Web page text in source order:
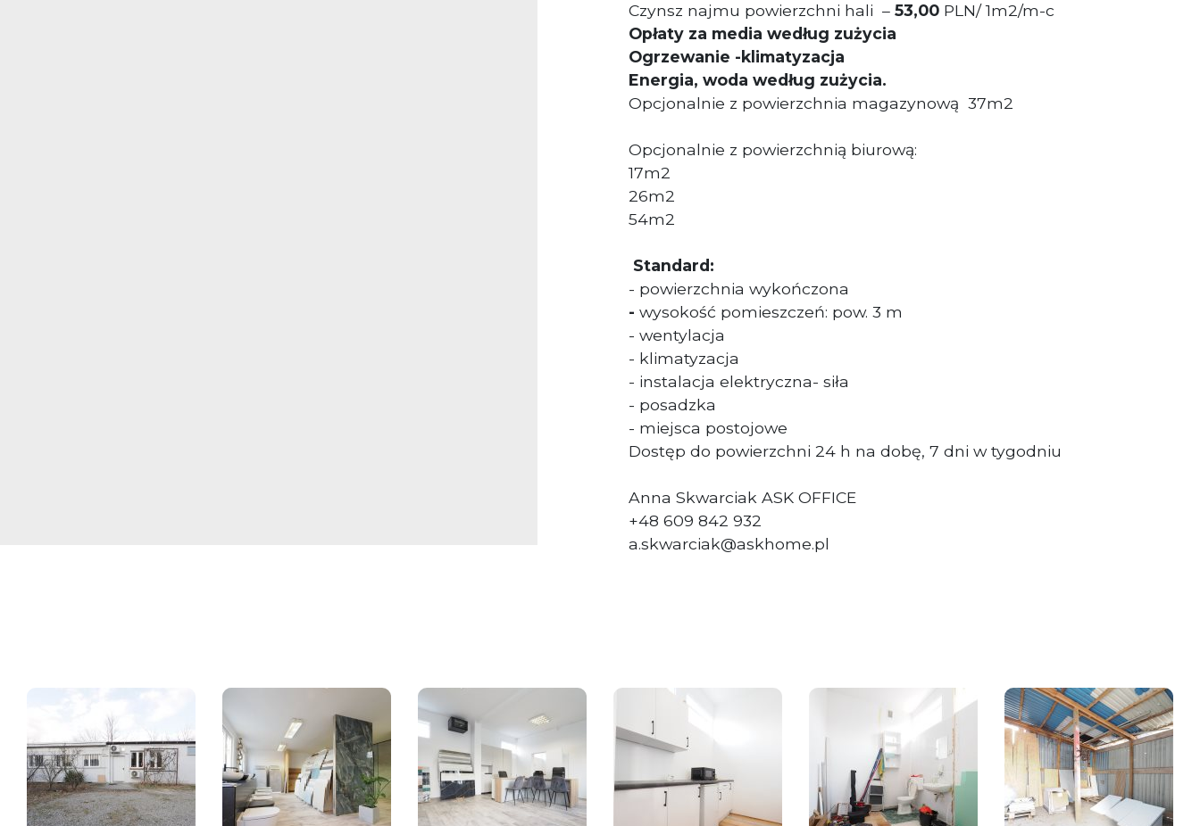
Czynsz najmu powierzchni hali – 53,00 PLN/ 1m2/m-c
Opłaty za media według zużycia
Ogrzewanie -klimatyzacja
Energia, woda według zużycia.
Opcjonalnie z powierzchnia magazynową 37m2
Opcjonalnie z powierzchnią biurową:
17m2
26m2
54m2
Standard:
- powierzchnia wykończona
- wysokość pomieszczeń: pow. 3 m
- wentylacja
- klimatyzacja
- instalacja elektryczna- siła
- posadzka
- miejsca postojowe
Dostęp do powierzchni 24 h na dobę, 7 dni w tygodniu
Anna Skwarciak ASK OFFICE
+48 609 842 932
a.skwarciak@askhome.pl